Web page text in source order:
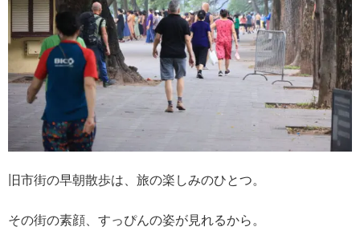
旧市街の早朝散歩は、旅の楽しみのひとつ。
その街の素顔、すっぴんの姿が見れるから。